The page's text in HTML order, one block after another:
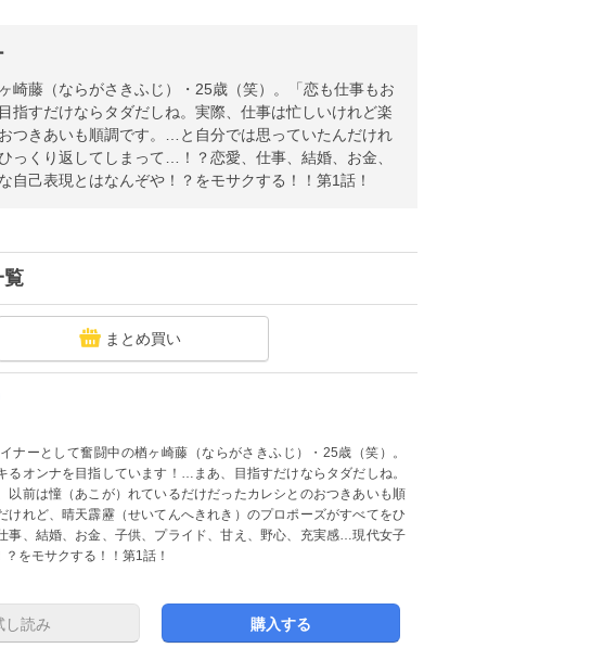
崎藤（ならがさきふじ）・25歳（笑）。「恋も仕事もお
すだけならタダだしね。実際、仕事は忙しいけれど楽
つきあいも順調です。…と自分では思っていたんだけれ
っくり返してしまって…！？恋愛、仕事、結婚、お金、
己表現とはなんぞや！？をモサクする！！第1話！
覧
まとめ買い
ナーとして奮闘中の楢ヶ崎藤（ならがさきふじ）・25歳（笑）。
るオンナを目指しています！…まあ、目指すだけならタダだしね。
以前は憧（あこが）れているだけだったカレシとのおつきあいも順
れど、晴天霹靂（せいてんへきれき）のプロポーズがすべてをひ
事、結婚、お金、子供、プライド、甘え、野心、充実感…現代女子
をモサクする！！第1話！
し読み 購入する